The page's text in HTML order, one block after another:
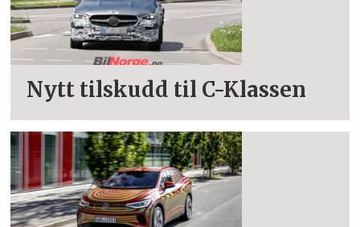
Nytt tilskudd til C-Klassen